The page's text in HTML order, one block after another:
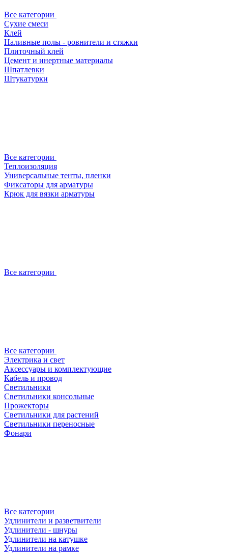
Все категории
Сухие смеси
Клей
Наливные полы - ровнители и стяжки
Плиточный клей
Цемент и инертные материалы
Шпатлевки
Штукатурки
Все категории
Теплоизоляция
Универсальные тенты, пленки
Фиксаторы для арматуры
Крюк для вязки арматуры
Все категории
Все категории
Электрика и свет
Аксессуары и комплектующие
Кабель и провод
Светильники
Светильники консольные
Прожекторы
Светильники для растений
Светильники переносные
Фонари
Все категории
Удлинители и разветвители
Удлинители - шнуры
Удлинители на катушке
Удлинители на рамке